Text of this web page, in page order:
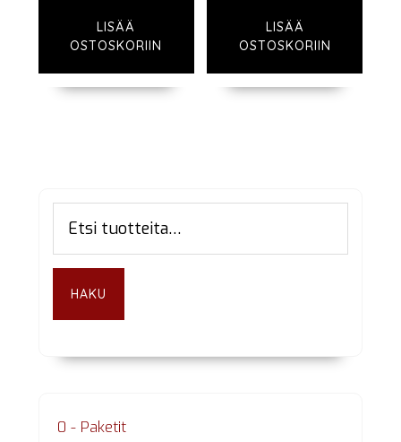
LISÄÄ
OSTOSKORIIN
LISÄÄ
OSTOSKORIIN
Ensisijainen
sivupalkki
HAKU
0 - Paketit